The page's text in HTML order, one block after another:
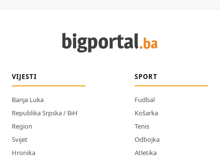
VIJESTI
Banja Luka
Republika Srpska / BiH
Region
Svijet
Hronika
SPORT
Fudbal
Košarka
Tenis
Odbojka
Atletika